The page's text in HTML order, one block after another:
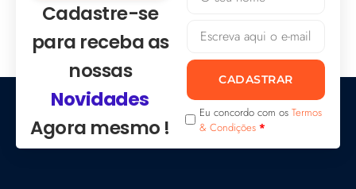
Cadastre-se
para receba as
nossas
Novidades
Agora mesmo !
CADASTRAR
Eu concordo com os Termos
& Condições *